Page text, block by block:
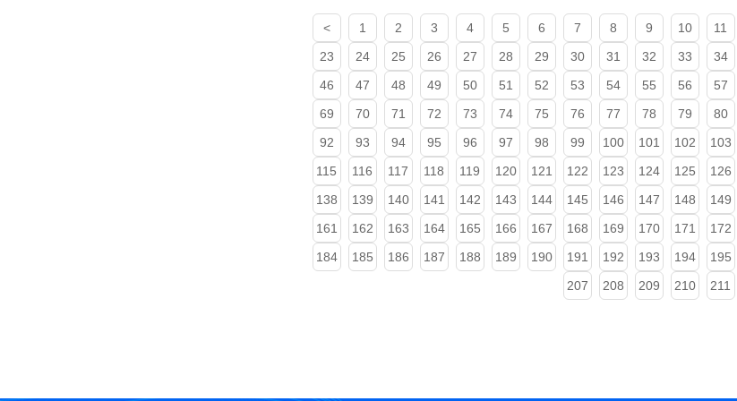
< 1 2 3 4 5 6 7 8 9 10 11
23
24 25 26 27 28 29 30 31 32 33 34
46
47 48 49 50 51 52 53 54 55 56 57
69
70 71 72 73 74 75 76 77 78 79 80
92
93 94 95 96 97 98 99 100 101 102 103
115
116 117 118 119 120 121 122 123 124 125 126
138
139 140 141 142 143 144 145 146 147 148 149
161
162 163 164 165 166 167 168 169 170 171 172
184
185 186 187 188 189 190 191 192 193 194 195
207
208 209 210 211